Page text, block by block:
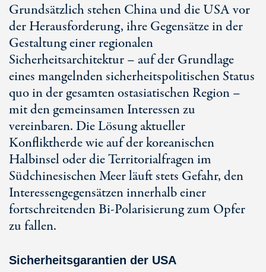
Grundsätzlich stehen China und die USA vor
der Herausforderung, ihre Gegensätze in der
Gestaltung einer regionalen
Sicherheitsarchitektur – auf der Grundlage
eines mangelnden sicherheitspolitischen Status
quo in der gesamten ostasiatischen Region –
mit den gemeinsamen Interessen zu
vereinbaren. Die Lösung aktueller
Konfliktherde wie auf der koreanischen
Halbinsel oder die Territorialfragen im
Südchinesischen Meer läuft stets Gefahr, den
Interessengegensätzen innerhalb einer
fortschreitenden Bi-Polarisierung zum Opfer
zu fallen.
Sicherheitsgarantien der USA